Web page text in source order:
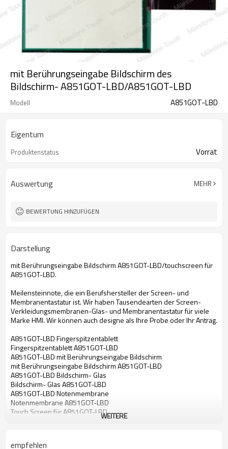
mit Berührungseingabe Bildschirm des
Bildschirm- A851GOT-LBD/A851GOT-LBD
Modell A851GOT-LBD
Eigentum
Produktenstatus Vorrat
Auswertung MEHR
BEWERTUNG HINZUFÜGEN
Darstellung
mit Berührungseingabe Bildschirm A851GOT-LBD/touchscreen für
A851GOT-LBD.
Meilensteinnote, die ein Berufshersteller der Screen- und
Membranentastatur ist. Wir haben Tausendearten der Screen-
Verkleidungsmembranen-Glas- und Membranentastatur für viele
Marke HMI. Wir können auch designe als Ihre Probe oder Ihr Antrag.
A851GOT-LBD Fingerspitzentablett
Fingerspitzentablett A851GOT-LBD
A851GOT-LBD mit Berührungseingabe Bildschirm
mit Berührungseingabe Bildschirm A851GOT-LBD
A851GOT-LBD Bildschirm- Glas
Bildschirm- Glas A851GOT-LBD
A851GOT-LBD Notenmembrane
Notenmembrane A851GOT-LBD
Touch Screen für A851GOT-LBD
Fingerspitzentablett für A851GOT-LBD
WEITERE
empfehlen